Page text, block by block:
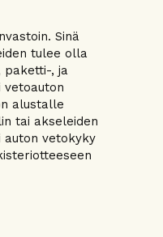
Sinä
tulee olla
paketti-, ja
vetoauton
alustalle
tai akseleiden
auton vetokyky